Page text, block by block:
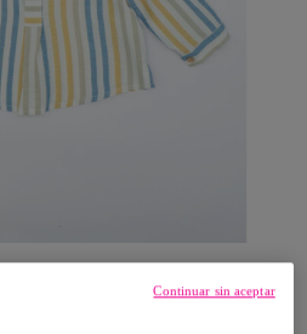
Continuar sin aceptar